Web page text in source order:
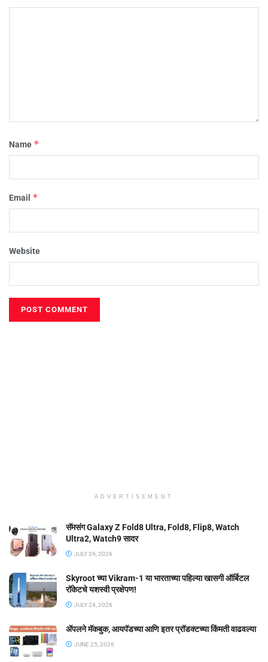
Name *
Email *
Website
ADVERTISEMENT
सॅमसंग Galaxy Z Fold8 Ultra, Fold8, Flip8, Watch
Ultra2, Watch9 सादर
JULY 24, 2026
Skyroot च्या Vikram-1 या भारताच्या पहिल्या खासगी ऑर्बिटल
रॉकेटचे यशस्वी प्रक्षेपण!
JULY 24, 2026
ॲपलने मॅकबुक, आयपॅडच्या आणि इतर प्रॉडक्टच्या किंमती वाढवल्या
JUNE 25, 2026